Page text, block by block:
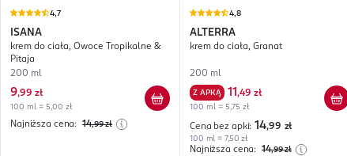
4,7
ISANA
krem do ciała, Owoce Tropikalne &
Pitaja
200 ml
9,99 zł
100 ml = 5,00 zł
Najniższa cena: 14,99 zł
4,8
ALTERRA
krem do ciała, Granat
200 ml
Z APKĄ 11 ,49 zł
100 ml = 5,75 zł
Cena bez apki: 14,99 zł
100 ml = 7,50 zł
Najniższa cena: 14,99 zł